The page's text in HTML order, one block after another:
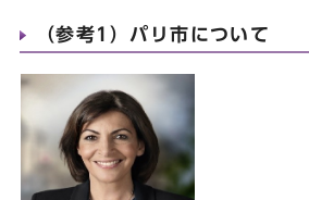
（参考1）パリ市について